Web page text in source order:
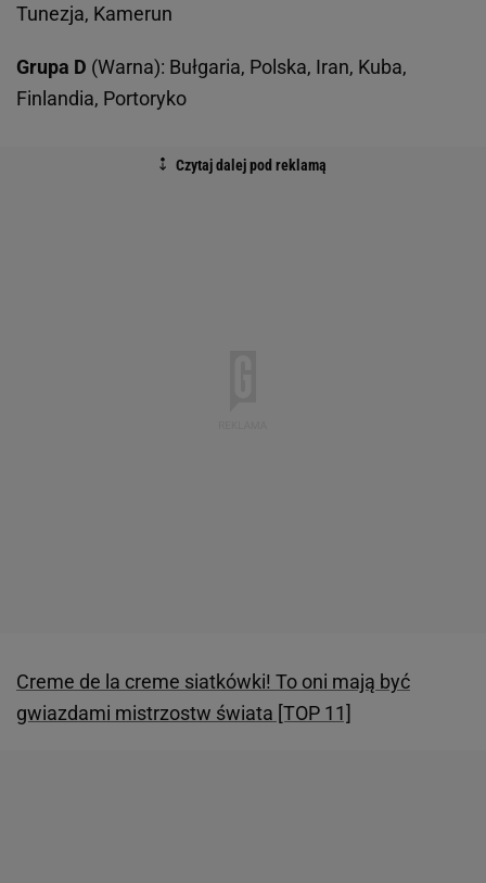
Tunezja, Kamerun
Grupa D (Warna): Bułgaria, Polska, Iran, Kuba,
Finlandia, Portoryko
Creme de la creme siatkówki! To oni mają być
gwiazdami mistrzostw świata [TOP 11]